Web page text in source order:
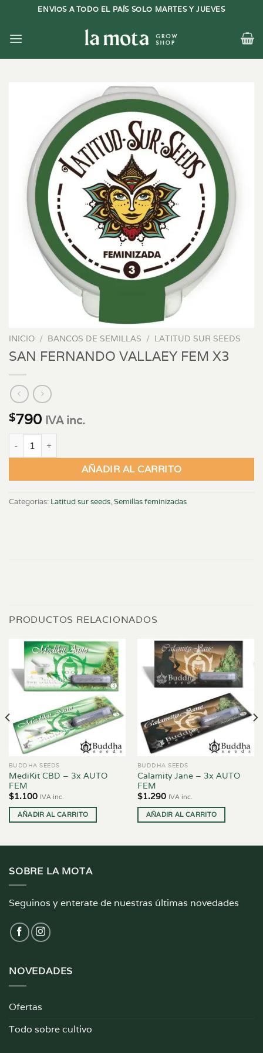
contenido
ENVIOS A TODO EL PAÍS SOLO MARTES Y JUEVES
INICIO / BANCOS DE SEMILLAS / LATITUD SUR SEEDS
SAN FERNANDO VALLAEY FEM X3
$790 IVA inc.
SAN FERNANDO VALLAEY FEM X3 cantidad
AÑADIR AL CARRITO
Categorías: Latitud sur seeds,Semillas feminizadas
PRODUCTOS RELACIONADOS
BUDDHA SEEDS
MediKit CBD – 3x AUTO
FEM
$1.100 IVA inc.
AÑADIR AL CARRITO
BUDDHA SEEDS
Calamity Jane – 3x AUTO
FEM
$1.290 IVA inc.
AÑADIR AL CARRITO
SOBRE LA MOTA
Seguinos y enterate de nuestras últimas novedades
NOVEDADES
Ofertas
Todo sobre cultivo